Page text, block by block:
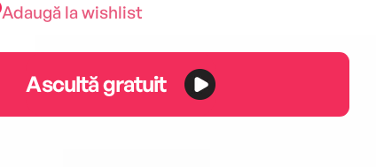
Adaugă la wishlist
Ascultă gratuit